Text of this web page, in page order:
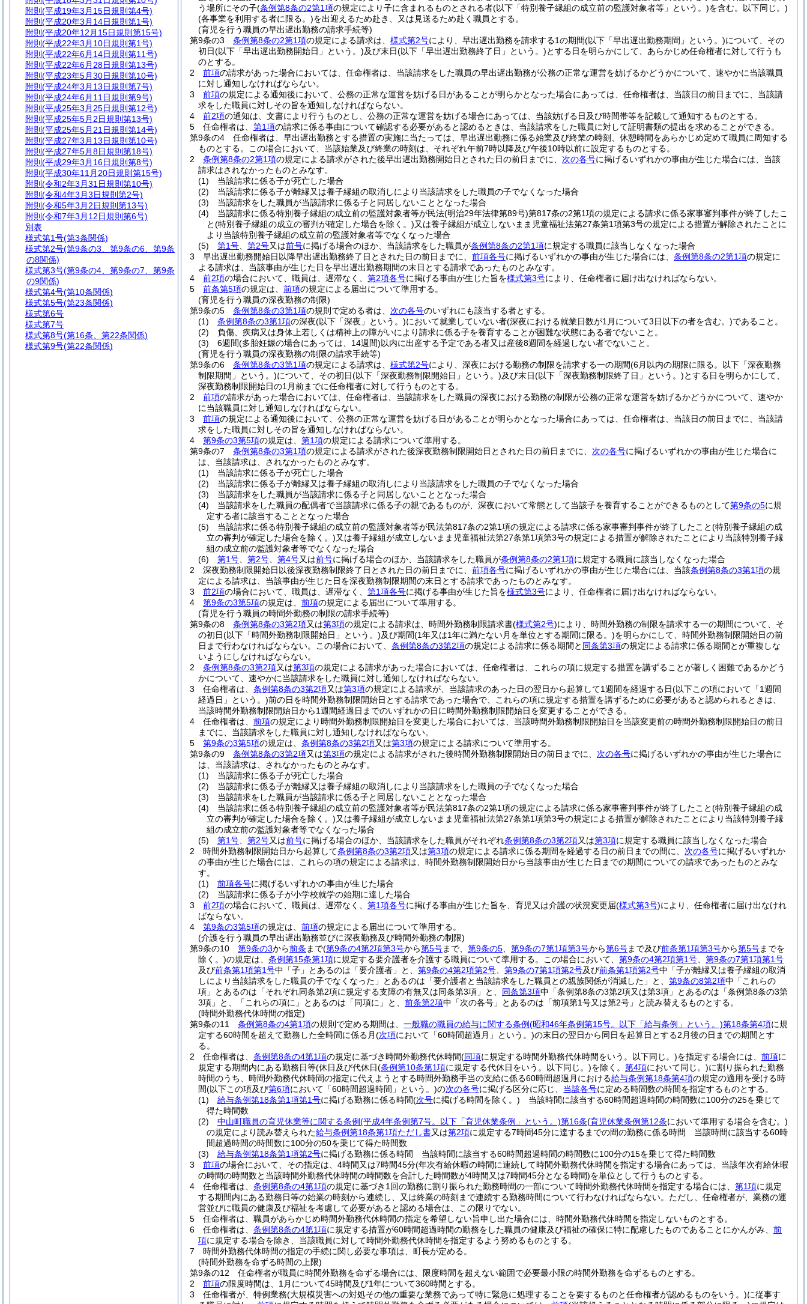
う場所にその子(条例第8条の2第1項の規定により子に含まれるものとされる者(以下「特別養子縁組の成立前の監護対象者等」という。)を含む。以下同じ。)
(各事業を利用する者に限る。)を出迎えるため赴き、又は見送るため赴く職員とする。
(育児を行う職員の早出遅出勤務の請求手続等)
第9条の3
条例第8条の2第1項の規定による請求は、 様式第2号により、早出遅出勤務を請求する1の期間(以下「早出遅出勤務期間」という。)について、その
初日(以下「早出遅出勤務開始日」という。)及び末日(以下「早出遅出勤務終了日」という。)とする日を明らかにして、あらかじめ任命権者に対して行うも
のとする。
2
前項の請求があった場合においては、任命権者は、当該請求をした職員の早出遅出勤務が公務の正常な運営を妨げるかどうかについて、速やかに当該職員
に対し通知しなければならない。
3
前項の規定による通知後において、公務の正常な運営を妨げる日があることが明らかとなった場合にあっては、任命権者は、当該日の前日までに、当該請
求をした職員に対しその旨を通知しなければならない。
4
前2項の通知は、文書により行うものとし、公務の正常な運営を妨げる場合にあっては、当該妨げる日及び時間帯等を記載して通知するものとする。
5
任命権者は、 第1項の請求に係る事由について確認する必要があると認めるときは、当該請求をした職員に対して証明書類の提出を求めることができる。
第9条の4
任命権者は、早出遅出勤務とする措置の実施に当たっては、早出遅出勤務に係る始業及び終業の時刻、休憩時間をあらかじめ定めて職員に周知する
ものとする。
この場合において、当該始業及び終業の時刻は、それぞれ午前7時以降及び午後10時以前に設定するものとする。
2
条例第8条の2第1項の規定による請求がされた後早出遅出勤務開始日とされた日の前日までに、 次の各号に掲げるいずれかの事由が生じた場合には、当該
請求はされなかったものとみなす。
(1)
当該請求に係る子が死亡した場合
(2)
当該請求に係る子が離縁又は養子縁組の取消しにより当該請求をした職員の子でなくなった場合
(3)
当該請求をした職員が当該請求に係る子と同居しないこととなった場合
(4)
当該請求に係る特別養子縁組の成立前の監護対象者等が民法(明治29年法律第89号)第817条の2第1項の規定による請求に係る家事審判事件が終了したこ
と(特別養子縁組の成立の審判が確定した場合を除く。)又は養子縁組が成立しないまま児童福祉法第27条第1項第3号の規定による措置が解除されたことに
より当該特別養子縁組の成立前の監護対象者等でなくなった場合
(5)
第1号 第2号又は前号に掲げる場合のほか、当該請求をした職員が条例第8条の2第1項に規定する職員に該当しなくなった場合
3
早出遅出勤務開始日以降早出遅出勤務終了日とされた日の前日までに、 前項各号に掲げるいずれかの事由が生じた場合には、 条例第8条の2第1項の規定に
よる請求は、当該事由が生じた日を早出遅出勤務期間の末日とする請求であったものとみなす。
4
前2項の場合において、職員は、遅滞なく、 第2項各号に掲げる事由が生じた旨を様式第3号により、任命権者に届け出なければならない。
5
前条第5項の規定は、 前項の規定による届出について準用する。
(育児を行う職員の深夜勤務の制限)
第9条の5
条例第8条の3第1項の規則で定める者は、 次の各号のいずれにも該当する者とする。
(1)
条例第8条の3第1項の深夜(以下「深夜」という。)において就業していない者(深夜における就業日数が1月について3日以下の者を含む。)であること。
(2)
負傷、疾病又は身体上若しくは精神上の障がいにより請求に係る子を養育することが困難な状態にある者でないこと。
(3)
6週間(多胎妊娠の場合にあっては、14週間)以内に出産する予定である者又は産後8週間を経過しない者でないこと。
(育児を行う職員の深夜勤務の制限の請求手続等)
第9条の6
条例第8条の3第1項の規定による請求は、 様式第2号により、深夜における勤務の制限を請求する一の期間(6月以内の期限に限る。以下「深夜勤務
制限期間」という。)について、その初日(以下「深夜勤務制限開始日」という。)及び末日(以下「深夜勤務制限終了日」という。)とする日を明らかにして、
深夜勤務制限開始日の1月前までに任命権者に対して行うものとする。
2
前項の請求があった場合においては、任命権者は、当該請求をした職員の深夜における勤務の制限が公務の正常な運営を妨げるかどうかについて、速やか
に当該職員に対し通知しなければならない。
3
前項の規定による通知後において、公務の正常な運営を妨げる日があることが明らかとなった場合にあっては、任命権者は、当該日の前日までに、当該請
求をした職員に対しその旨を通知しなければならない。
4
第9条の3第5項の規定は、 第1項の規定による請求について準用する。
第9条の7
条例第8条の3第1項の規定による請求がされた後深夜勤務制限開始日とされた日の前日までに、 次の各号に掲げるいずれかの事由が生じた場合に
は、当該請求は、されなかったものとみなす。
(1)
当該請求に係る子が死亡した場合
(2)
当該請求に係る子が離縁又は養子縁組の取消しにより当該請求をした職員の子でなくなった場合
(3)
当該請求をした職員が当該請求に係る子と同居しないこととなった場合
(4)
当該請求をした職員の配偶者で当該請求に係る子の親であるものが、深夜において常態として当該子を養育することができるものとして第9条の5に規
定する者に該当することとなった場合
(5)
当該請求に係る特別養子縁組の成立前の監護対象者等が民法第817条の2第1項の規定による請求に係る家事審判事件が終了したこと(特別養子縁組の成
立の審判が確定した場合を除く。)又は養子縁組が成立しないまま児童福祉法第27条第1項第3号の規定による措置が解除されたことにより当該特別養子縁
組の成立前の監護対象者等でなくなった場合
(6)
第1号 第2号 第4号又は前号に掲げる場合のほか、当該請求をした職員が条例第8条の2第1項に規定する職員に該当しなくなった場合
2
深夜勤務制限開始日以後深夜勤務制限終了日とされた日の前日までに、 前項各号に掲げるいずれかの事由が生じた場合には、当該条例第8条の3第1項の規
定による請求は、当該事由が生じた日を深夜勤務制限期間の末日とする請求であったものとみなす。
3
前2項の場合において、職員は、遅滞なく、 第1項各号に掲げる事由が生じた旨を様式第3号により、任命権者に届け出なければならない。
4
第9条の3第5項の規定は、 前項の規定による届出について準用する。
(育児を行う職員の時間外勤務の制限の請求手続等)
第9条の8
条例第8条の3第2項又は第3項の規定による請求は、時間外勤務制限請求書(様式第2号)により、時間外勤務の制限を請求する一の期間について、そ
の初日(以下「時間外勤務制限開始日」という。)及び期間(1年又は1年に満たない月を単位とする期間に限る。)を明らかにして、時間外勤務制限開始日の前
日まで行わなければならない。
この場合において、 条例第8条の3第2項の規定による請求に係る期間と 同条第3項の規定による請求に係る期間とが重複しな
いようにしなければならない。
2
条例第8条の3第2項又は第3項の規定による請求があった場合においては、任命権者は、これらの項に規定する措置を講ずることが著しく困難であるかどう
かについて、速やかに当該請求をした職員に対し通知しなければならない。
3
任命権者は、 条例第8条の3第2項又は第3項の規定による請求が、当該請求のあった日の翌日から起算して1週間を経過する日(以下この項において「1週間
経過日」という。)前の日を時間外勤務制限開始日とする請求であった場合で、これらの項に規定する措置を講ずるために必要があると認められるときは、
当該時間外勤務制限開始日から1週間経過日までのいずれかの日に時間外勤務制限開始日を変更することができる。
4
任命権者は、 前項の規定により時間外勤務制限開始日を変更した場合においては、当該時間外勤務制限開始日を当該変更前の時間外勤務制限開始日の前日
までに、当該請求をした職員に対し通知しなければならない。
5
第9条の3第5項の規定は、 条例第8条の3第2項又は第3項の規定による請求について準用する。
第9条の9
条例第8条の3第2項又は第3項の規定による請求がされた後時間外勤務制限開始日の前日までに、 次の各号に掲げるいずれかの事由が生じた場合に
は、当該請求は、されなかったものとみなす。
(1)
当該請求に係る子が死亡した場合
(2)
当該請求に係る子が離縁又は養子縁組の取消しにより当該請求をした職員の子でなくなった場合
(3)
当該請求をした職員が当該請求に係る子と同居しないこととなった場合
(4)
当該請求に係る特別養子縁組の成立前の監護対象者等が民法第817条の2第1項の規定による請求に係る家事審判事件が終了したこと(特別養子縁組の成
立の審判が確定した場合を除く。)又は養子縁組が成立しないまま児童福祉法第27条第1項第3号の規定による措置が解除されたことにより当該特別養子縁
組の成立前の監護対象者等でなくなった場合
(5)
第1号 第2号又は前号に掲げる場合のほか、当該請求をした職員がそれぞれ条例第8条の3第2項又は第3項に規定する職員に該当しなくなった場合
2
時間外勤務制限開始日から起算して条例第8条の3第2項又は第3項の規定による請求に係る期間を経過する日の前日までの間に、 次の各号に掲げるいずれか
の事由が生じた場合には、これらの項の規定による請求は、時間外勤務制限開始日から当該事由が生じた日までの期間についての請求であったものとみな
す。
(1)
前項各号に掲げるいずれかの事由が生じた場合
(2)
当該請求に係る子が小学校就学の始期に達した場合
3
前2項の場合において、職員は、遅滞なく、 第1項各号に掲げる事由が生じた旨を、育児又は介護の状況変更届(様式第3号)により、任命権者に届け出なけれ
ばならない。
4
第9条の3第5項の規定は、 前項の規定による届出について準用する。
(介護を行う職員の早出遅出勤務並びに深夜勤務及び時間外勤務の制限)
第9条の10
第9条の3から前条 まで(第9条の4第2項第3号から第5号まで、 第9条の5 第9条の7第1項第3号から第6号まで及び前条第1項第3号から第5号までを
除く。)の規定は、 条例第15条第1項に規定する要介護者を介護する職員について準用する。 この場合において、 第9条の4第2項第1号
第9条の7第1項第1号
及び前条第1項第1号中「子」とあるのは「要介護者」と、 第9条の4第2項第2号 第9条の7第1項第2号及び前条第1項第2号中「子が離縁又は養子縁組の取消
しにより当該請求をした職員の子でなくなった」とあるのは「要介護者と当該請求をした職員との親族関係が消滅した」と、 第9条の8第2項中「これらの
項」とあるのは「それぞれ同条第2項に規定する支障の有無又は同条第3項」と、 同条第3項中「条例第8条の3第2項又は第3項」とあるのは「条例第8条の3第
3項」と、「これらの項に」とあるのは「同項に」と、 前条第2項中「次の各号」とあるのは「前項第1号又は第2号」と読み替えるものとする。
(時間外勤務代休時間の指定)
第9条の11
条例第8条の4第1項の規則で定める期間は、 一般職の職員の給与に関する条例(昭和46年条例第15号。以下「給与条例」という。)第18条第4項に規
定する60時間を超えて勤務した全時間に係る月(次項において「60時間超過月」という。)の末日の翌日から同日を起算日とする2月後の日までの期間とす
る。
2
任命権者は、 条例第8条の4第1項の規定に基づき時間外勤務代休時間(同項に規定する時間外勤務代休時間をいう。以下同じ。)を指定する場合には、 前項に
規定する期間内にある勤務日等(休日及び代休日(条例第10条第1項に規定する代休日をいう。以下同じ。)を除く。 第4項において同じ。)に割り振られた勤務
時間のうち、時間外勤務代休時間の指定に代えようとする時間外勤務手当の支給に係る60時間超過月における給与条例第18条第4項の規定の適用を受ける時
間(以下この項及び第6項において「60時間超過時間」という。)の次の各号に掲げる区分に応じ、 当該各号に定める時間数の時間を指定するものとする。
(1)
給与条例第18条第1項第1号に掲げる勤務に係る時間(次号に掲げる時間を除く。) 当該時間に該当する60時間超過時間の時間数に100分の25を乗じて
得た時間数
(2)
中山町職員の育児休業等に関する条例(平成4年条例第7号。以下「育児休業条例」という。)第16条(育児休業条例第12条において準用する場合を含む。)
の規定により読み替えられた給与条例第18条第1項ただし書又は第2項に規定する7時間45分に達するまでの間の勤務に係る時間 当該時間に該当する60時
間超過時間の時間数に100分の50を乗じて得た時間数
(3)
給与条例第18条第1項第2号に掲げる勤務に係る時間 当該時間に該当する60時間超過時間の時間数に100分の15を乗じて得た時間数
3
前項の場合において、その指定は、4時間又は7時間45分(年次有給休暇の時間に連続して時間外勤務代休時間を指定する場合にあっては、当該年次有給休暇
の時間の時間数と当該時間外勤務代休時間の時間数を合計した時間数が4時間又は7時間45分となる時間)を単位として行うものとする。
4
任命権者は、 条例第8条の4第1項の規定に基づき1回の勤務に割り振られた勤務時間の一部について時間外勤務代休時間を指定する場合には、 第1項に規定
する期間内にある勤務日等の始業の時刻から連続し、又は終業の時刻まで連続する勤務時間について行わなければならない。 ただし、任命権者が、業務の運
営並びに職員の健康及び福祉を考慮して必要があると認める場合は、この限りでない。
5
任命権者は、職員があらかじめ時間外勤務代休時間の指定を希望しない旨申し出た場合には、時間外勤務代休時間を指定しないものとする。
6
任命権者は、 条例第8条の4第1項に規定する措置が60時間超過時間の勤務をした職員の健康及び福祉の確保に特に配慮したものであることにかんがみ、 前
項に規定する場合を除き、当該職員に対して時間外勤務代休時間を指定するよう努めるものとする。
7
時間外勤務代休時間の指定の手続に関し必要な事項は、町長が定める。
(時間外勤務を命ずる時間の上限)
第9条の12
任命権者が職員に時間外勤務を命ずる場合には、限度時間を超えない範囲で必要最小限の時間外勤務を命ずるものとする。
2
前項の限度時間は、1月について45時間及び1年について360時間とする。
3
任命権者が、特例業務(大規模災害への対処その他の重要な業務であって特に緊急に処理することを要するものと任命権者が認めるものをいう。)に従事す
附則 (平成19年3月15日規則第4号)
附則 (平成20年3月14日規則第1号)
附則 (平成20年12月15日規則第15号)
附則 (平成22年3月10日規則第1号)
附則 (平成22年6月14日規則第11号)
附則 (平成22年6月28日規則第13号)
附則 (平成23年5月30日規則第10号)
附則 (平成24年3月13日規則第7号)
附則 (平成24年6月11日規則第9号)
附則 (平成25年3月25日規則第12号)
附則 (平成25年5月2日規則第13号)
附則 (平成25年5月21日規則第14号)
附則 (平成27年3月13日規則第10号)
附則 (平成27年5月8日規則第18号)
附則 (平成29年3月16日規則第8号)
附則 (平成30年11月20日規則第15号)
附則 (令和2年3月31日規則第10号)
附則 (令和4年3月3日規則第2号)
附則 (令和5年3月2日規則第13号)
附則 (令和7年3月12日規則第6号)
別表
様式第1号(第3条関係)
様式第2号(第9条の3、第9条の6、第9条
の8関係)
様式第3号(第9条の4、第9条の7、第9条
の9関係)
様式第4号(第10条関係)
様式第5号(第23条関係)
様式第6号
様式第7号
様式第8号(第16条、第22条関係)
様式第9号(第22条関係)